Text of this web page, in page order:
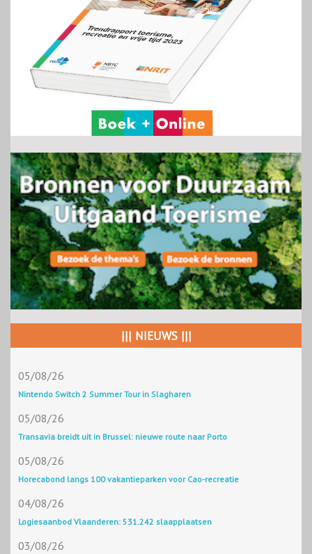
||| NIEUWS |||
05/08/26
Nintendo Switch 2 Summer Tour in Slagharen
05/08/26
Transavia breidt uit in Brussel: nieuwe route naar Porto
05/08/26
Horecabond langs 100 vakantieparken voor Cao-recreatie
04/08/26
Logiesaanbod Vlaanderen: 531.242 slaapplaatsen
03/08/26